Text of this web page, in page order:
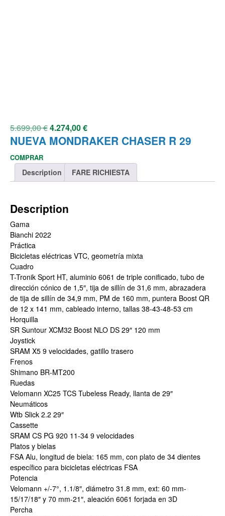
5.699,00€4.274,00€
NUEVA MONDRAKER CHASER R 29
COMPRAR
Description FARE RICHIESTA
Description
Gama
Bianchi 2022
Práctica
Bicicletas eléctricas VTC, geometría mixta
Cuadro
T-Tronik Sport HT, aluminio 6061 de triple conificado, tubo de
dirección cónico de 1,5″, tija de sillín de 31,6 mm, abrazadera
de tija de sillín de 34,9 mm, PM de 160 mm, puntera Boost QR
de 12 x 141 mm, cableado interno, tallas 38-43-48-53 cm
Horquilla
SR Suntour XCM32 Boost NLO DS 29″ 120 mm
Joystick
SRAM X5 9 velocidades, gatillo trasero
Frenos
Shimano BR-MT200
Ruedas
Velomann XC25 TCS Tubeless Ready, llanta de 29″
Neumáticos
Wtb Slick 2.2 29″
Cassette
SRAM CS PG 920 11-34 9 velocidades
Platos y bielas
FSA Alu, longitud de biela: 165 mm, con plato de 34 dientes
específico para bicicletas eléctricas FSA
Potencia
Velomann +/-7°, 1.1/8″, diámetro 31.8 mm, ext: 60 mm-
15/17/18″ y 70 mm-21″, aleación 6061 forjada en 3D
Percha